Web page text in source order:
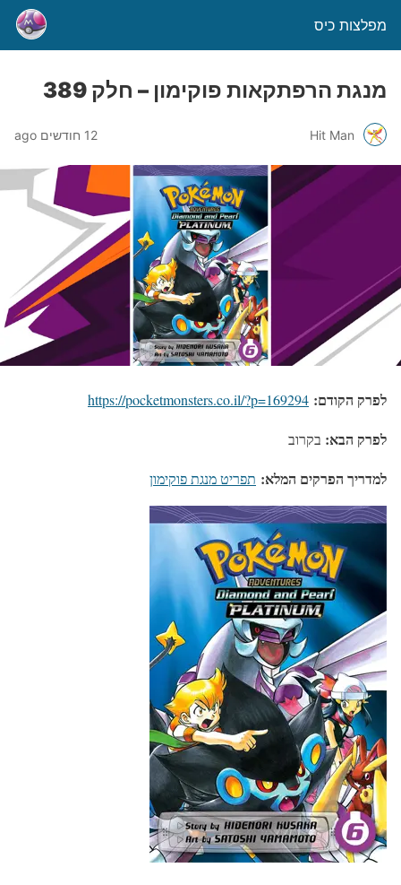
מפלצות כיס
מנגת הרפתקאות פוקימון – חלק 389
Hit Man 12 חודשים ago
לפרק הקודם: https://pocketmonsters.co.il/?p=169294
לפרק הבא: בקרוב
למדריך הפרקים המלא: תפריט מנגת פוקימון